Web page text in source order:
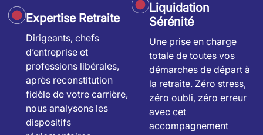
Expertise Retraite
Dirigeants, chefs
d’entreprise et
professions libérales,
après reconstitution
fidèle de votre carrière,
nous analysons les
dispositifs
Liquidation
Sérénité
Une prise en charge
totale de toutes vos
démarches de départ à
la retraite. Zéro stress,
zéro oubli, zéro erreur
avec cet
accompagnement